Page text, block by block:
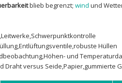
blieb⁤ begrenzt; wind und
‍Hüllen
und
Draht ‍versus ‌Seide,Papier,gummierte